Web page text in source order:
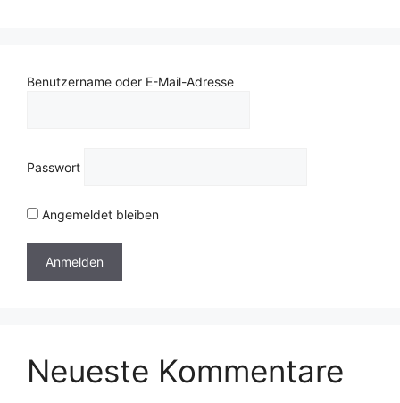
Benutzername oder E-Mail-Adresse
Passwort
Angemeldet bleiben
Neueste Kommentare